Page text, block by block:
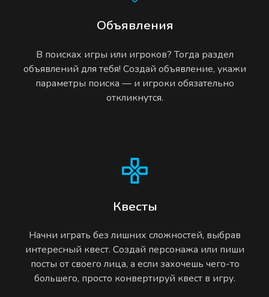
Объявления
В поисках игры или игроков? Тогда раздел
объявлений для тебя! Создай объявление, укажи
параметры поиска — и игроки обязательно
откликнутся.
Квесты
Начни играть без лишних сложностей, выбрав
интересный квест. Создай персонажа или пиши
посты от своего лица, а если захочешь чего-то
большего, просто конвертируй квест в игру.